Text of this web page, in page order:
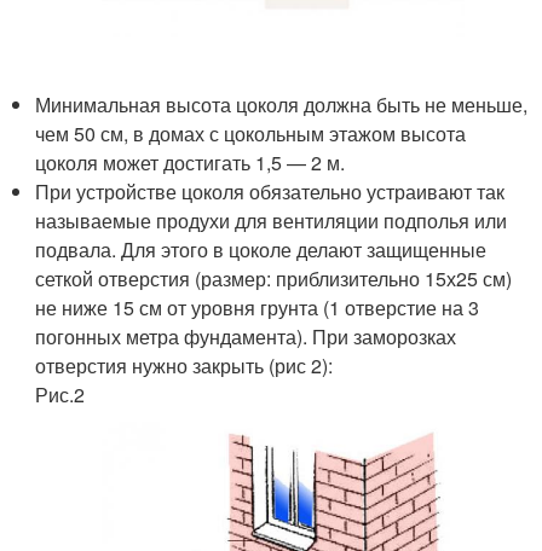
Минимальная высота цоколя должна быть не меньше,
чем 50 см, в домах с цокольным этажом высота
цоколя может достигать 1,5 — 2 м.
При устройстве цоколя обязательно устраивают так
называемые продухи для вентиляции подполья или
подвала. Для этого в цоколе делают защищенные
сеткой отверстия (размер: приблизительно 15х25 см)
не ниже 15 см от уровня грунта (1 отверстие на 3
погонных метра фундамента). При заморозках
отверстия нужно закрыть (рис 2):
Рис.2